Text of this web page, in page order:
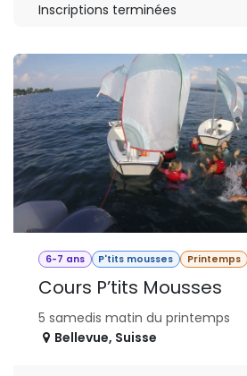
Inscriptions terminées
6-7 ans P'tits mousses Printemps
Cours P’tits Mousses
5 samedis matin du printemps
Bellevue, Suisse